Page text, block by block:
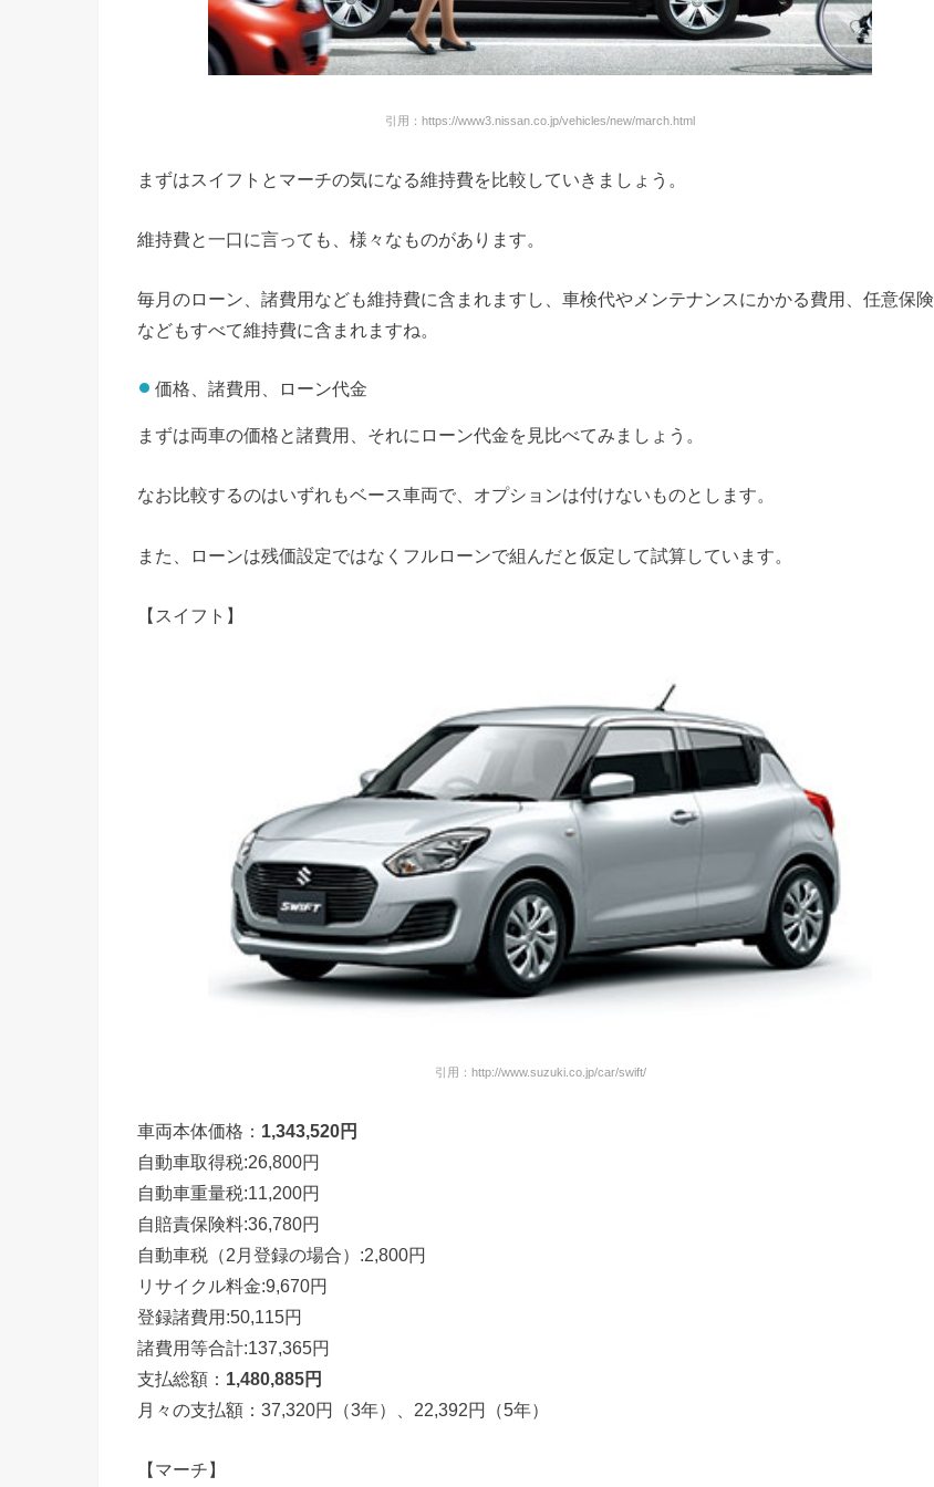
引用：https://www3.nissan.co.jp/vehicles/new/march.html
まずはスイフトとマーチの気になる維持費を比較していきましょう。
維持費と一口に言っても、様々なものがあります。
毎月のローン、諸費用なども維持費に含まれますし、車検代やメンテナンスにかかる費用、任意保険
などもすべて維持費に含まれますね。
価格、諸費用、ローン代金
まずは両車の価格と諸費用、それにローン代金を見比べてみましょう。
なお比較するのはいずれもベース車両で、オプションは付けないものとします。
また、ローンは残価設定ではなくフルローンで組んだと仮定して試算しています。
【スイフト】
引用：http://www.suzuki.co.jp/car/swift/
車両本体価格： 1,343,520円
自動車取得税:26,800円
自動車重量税:11,200円
自賠責保険料:36,780円
自動車税（2月登録の場合）:2,800円
リサイクル料金:9,670円
登録諸費用:50,115円
諸費用等合計:137,365円
支払総額： 1,480,885円
月々の支払額：37,320円（3年）、22,392円（5年）
【マーチ】